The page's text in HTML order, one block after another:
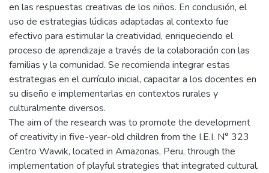
en las respuestas creativas de los niños. En conclusión, el
uso de estrategias lúdicas adaptadas al contexto fue
efectivo para estimular la creatividad, enriqueciendo el
proceso de aprendizaje a través de la colaboración con las
familias y la comunidad. Se recomienda integrar estas
estrategias en el currículo inicial, capacitar a los docentes en
su diseño e implementarlas en contextos rurales y
culturalmente diversos.
The aim of the research was to promote the development
of creativity in five-year-old children from the I.E.I. N° 323
Centro Wawik, located in Amazonas, Peru, through the
implementation of playful strategies that integrated cultural,